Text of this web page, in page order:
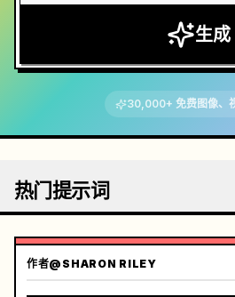
生成
30,000+ 免费图像、
热门提示词
作者@SHARON RILEY